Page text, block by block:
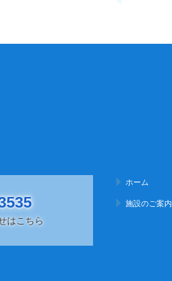
はこちら
ホーム
施設のご案内